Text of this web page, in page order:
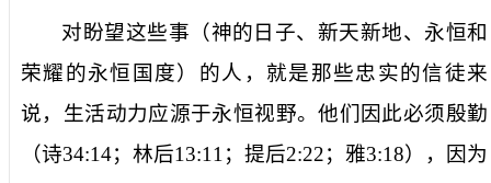
对盼望这些事 （神的日子、新天新地、永恒和
荣耀的永恒国度）的人，就是那些忠实的信徒来
说，生活动力应源于永恒视野。他们因此必须殷勤
（诗34:14；林后13:11 ；提后2:22；雅3:18），因为